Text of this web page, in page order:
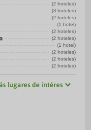
(2 hoteles)
(3 hoteles)
(2 hoteles)
(1 hotel)
(2 hoteles)
(2 hoteles)
(1 hotel)
(2 hoteles)
(2 hoteles)
(2 hoteles)
lugares de intéres